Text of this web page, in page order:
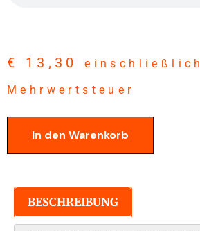
€ 13,30
einschließlich
Mehrwertsteuer
In den Warenkorb
BESCHREIBUNG